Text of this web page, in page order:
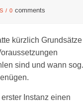
/ 0 comments
kürzlich Grundsätze
sind und wann sog.
Instanz einen